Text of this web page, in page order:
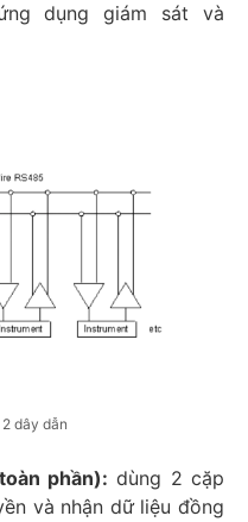
dụng giám sát và
dây dẫn
phần): dùng 2 cặp
và nhận dữ liệu đồng